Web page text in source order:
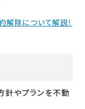
解除について解説！
針やプランを不動